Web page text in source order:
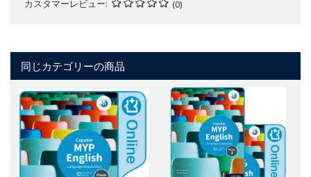
カスタマーレビュー
(0)
同じカテゴリーの商品